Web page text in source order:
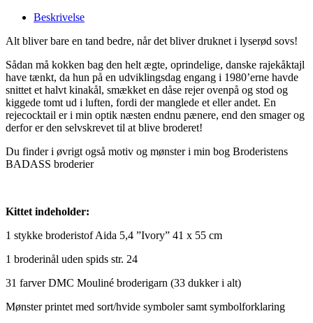
Beskrivelse
Alt bliver bare en tand bedre, når det bliver druknet i lyserød sovs!
Sådan må kokken bag den helt ægte, oprindelige, danske rajekåktajl
have tænkt, da hun på en udviklingsdag engang i 1980’erne havde
snittet et halvt kinakål, smækket en dåse rejer ovenpå og stod og
kiggede tomt ud i luften, fordi der manglede et eller andet. En
rejecocktail er i min optik næsten endnu pænere, end den smager og
derfor er den selvskrevet til at blive broderet!
Du finder i øvrigt også motiv og mønster i min bog Broderistens
BADASS broderier
Kittet indeholder:
1 stykke broderistof Aida 5,4 ”Ivory” 41 x 55 cm
1 broderinål uden spids str. 24
31 farver DMC Mouliné broderigarn (33 dukker i alt)
Mønster printet med sort/hvide symboler samt symbolforklaring